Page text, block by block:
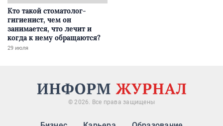
Кто такой стоматолог-
гигиенист, чем он
занимается, что лечит и
когда к нему обращаются?
29 июля
© 2026. Все права защищены